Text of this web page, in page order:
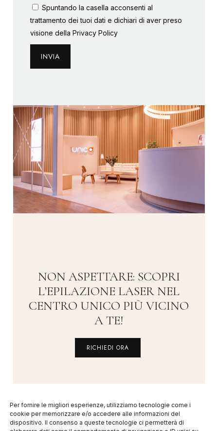
Per fornire le migliori esperienze, utilizziamo tecnologie come i
cookie per memorizzare e/o accedere alle informazioni del
dispositivo. Il consenso a queste tecnologie ci permetterà di
Spuntando la casella acconsenti al
trattamento dei tuoi dati e dichiari di aver preso
visione della Privacy Policy
NON ASPETTARE: SCOPRI
L’EPILAZIONE LASER NEL
CENTRO UNICO PIÙ VICINO
A TE!
RICHIEDI ORA